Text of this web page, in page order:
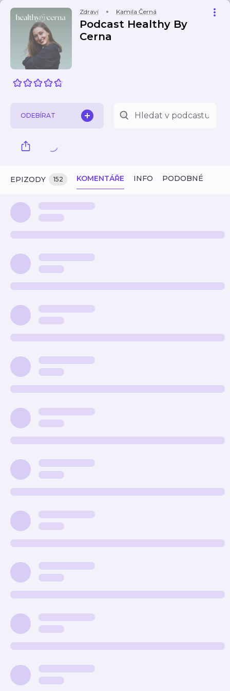
Zdraví Kamila Černá
Podcast Healthy By
Cerna
ODEBÍRAT
EPIZODY 152 KOMENTÁŘE INFO PODOBNÉ